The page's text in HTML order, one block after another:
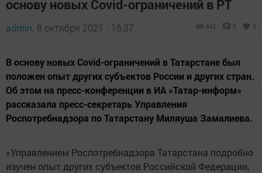
основу новых Covid-ограничений в РТ
admin, 8 октября 2021 - 16:37 942 0 0
В основу новых Covid-ограничений в Татарстане был
положен опыт других субъектов России и других стран.
Об этом на пресс-конференции в ИА «Татар-информ»
рассказала пресс-секретарь Управления
Роспотребнадзора по Татарстану Миляуша Замалиева.
«Управлением Роспотребнадзора Татарстана подробно
изучен опыт других субъектов Российской Федерации,